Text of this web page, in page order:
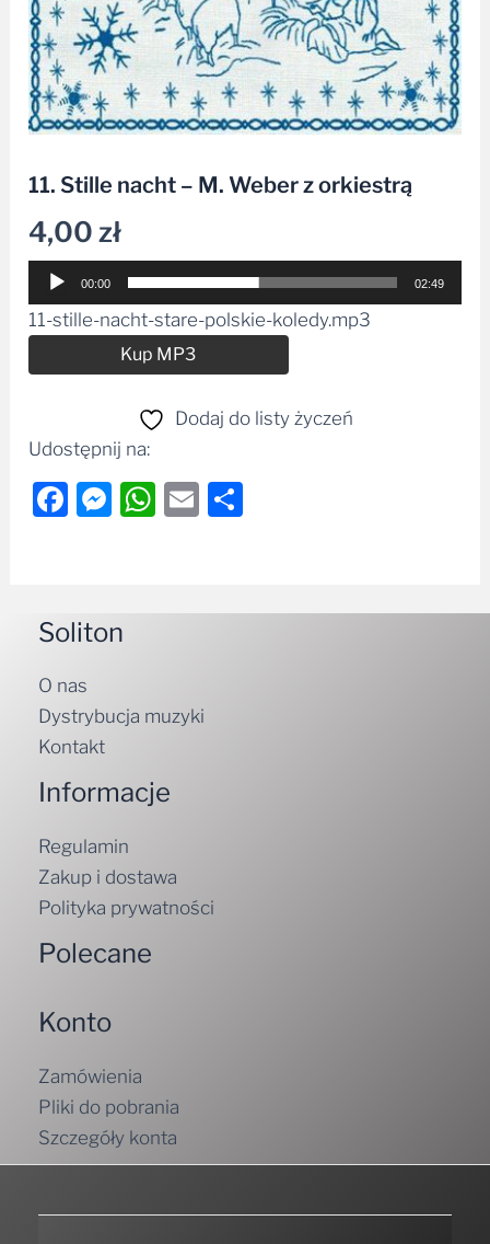
11. Stille nacht – M. Weber z orkiestrą
4,00zł
Odtwarzacz
plików
dźwiękowych
00:00 02:49
11-stille-nacht-stare-polskie-koledy.mp3
Kup MP3
Dodaj do listy życzeń
Udostępnij na:
Facebook
Messenger
WhatsApp
Email
Soliton
O nas
Dystrybucja muzyki
Kontakt
Informacje
Regulamin
Zakup i dostawa
Polityka prywatności
Polecane
Konto
Zamówienia
Pliki do pobrania
Szczegóły konta